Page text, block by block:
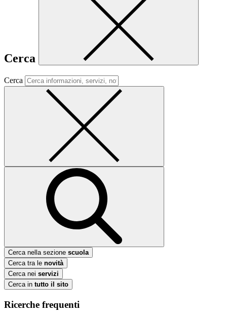
Cerca
Cerca
Cerca nella sezione scuola
Cerca tra le novità
Cerca nei servizi
Cerca in tutto il sito
Ricerche frequenti